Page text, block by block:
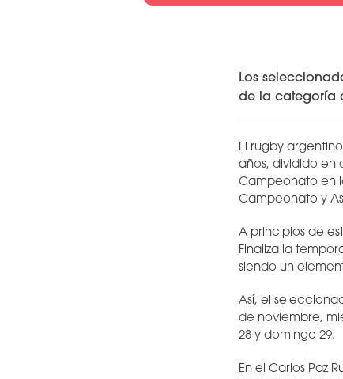
Los
de la categoría
El rugby
años, dividido en
Campeonato en
Campeonato y
A principios de
Finaliza la
siendo un
Así, el
de noviembre,
28 y domingo 29.
En el Carlos Paz